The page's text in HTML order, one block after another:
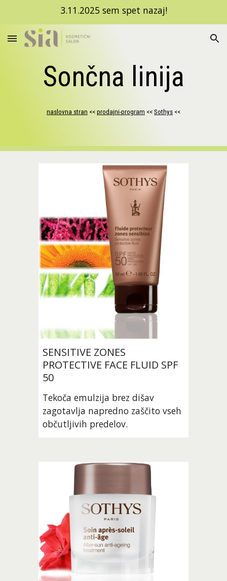
Skip to navigation
3.11.2025 sem spet nazaj!
Sončna linija
naslovna stran << prodajni-program << Sothys <<
SENSITIVE ZONES
PROTECTIVE FACE FLUID SPF
50
Tekoča emulzija brez dišav
zagotavlja napredno zaščito vseh
občutljivih predelov.